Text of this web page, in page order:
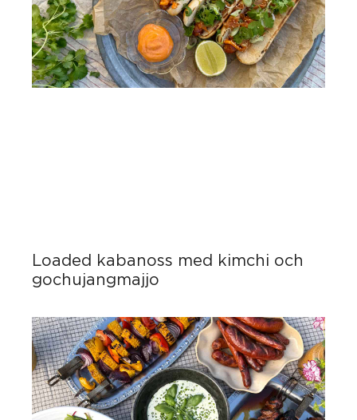
Loaded kabanoss med kimchi och
gochujangmajjo